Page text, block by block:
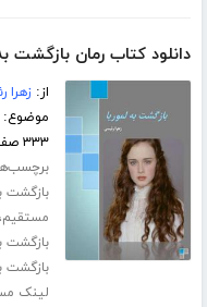
دانلود کتاب رمان بازگشت
از:زهرا
۳۳۳ صفحه
بازگشت
مستقیم
بازگشت
بازگشت
لینک